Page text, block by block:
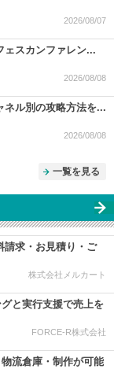
2026/08/07
ェスカンファレン...
2026/08/08
ル別の攻略方法を...
2026/08/08
一覧を見る
請求・お見積り・ご
株式会社メルカート
と実行支援で売上を
FORCE-R株式会社
流倉庫・制作が可能